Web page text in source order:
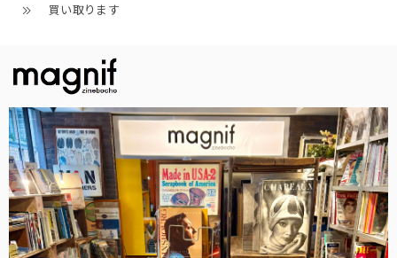
買い取ります